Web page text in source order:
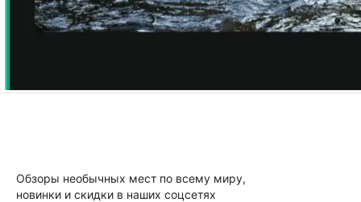
Обзоры необычных мест по всему миру,
новинки и скидки в наших соцсетях